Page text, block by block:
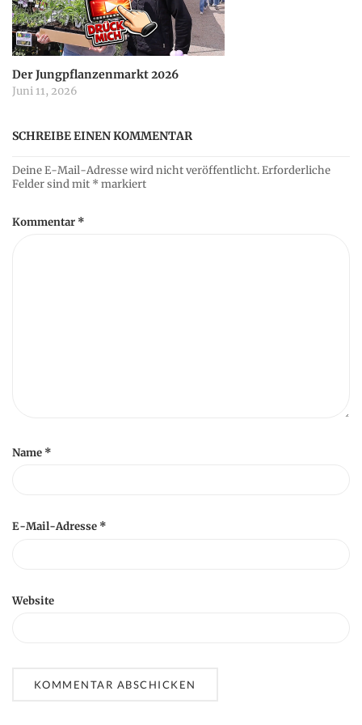
Der Jungpflanzenmarkt 2026
Juni 11, 2026
SCHREIBE EINEN KOMMENTAR
Deine E-Mail-Adresse wird nicht veröffentlicht.Erforderliche
Felder sind mit * markiert
Kommentar *
Name *
E-Mail-Adresse *
Website